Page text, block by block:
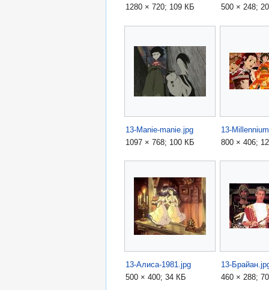
1280 × 720; 109 КБ 500 × 248;
13-Manie-manie.jpg
1097 × 768; 100 КБ
800 × 406;
13-Алиса-1981.jpg
500 × 400; 34 КБ
13-
460 × 288;